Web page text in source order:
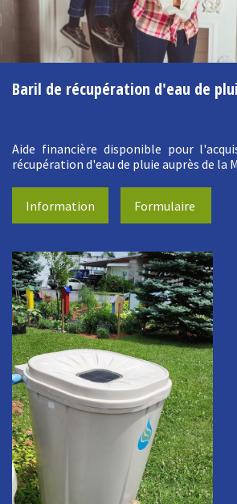
Baril de récupération d'eau de
Aide financière disponible pour
récupération d'eau de pluie auprès de la
Information Formulaire